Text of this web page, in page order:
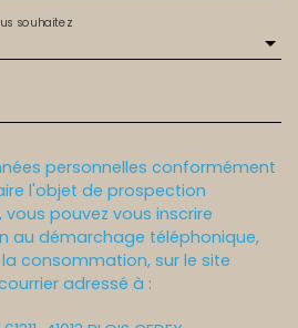
souhaitez
personnelles conformément
l'objet de prospection
pouvez vous inscrire
au démarchage téléphonique,
consommation, sur le site
adressé à :